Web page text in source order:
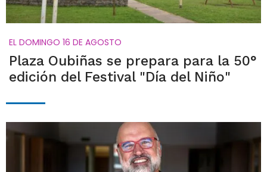
EL DOMINGO 16 DE AGOSTO
Plaza Oubiñas se prepara para la 50°
edición del Festival "Día del Niño"